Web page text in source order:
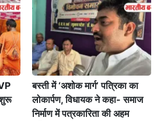
बस्ती में ‘अशोक मार्ग’ पत्रिका का
लोकार्पण, विधायक ने कहा- समाज
निर्माण में पत्रकारिता की अहम